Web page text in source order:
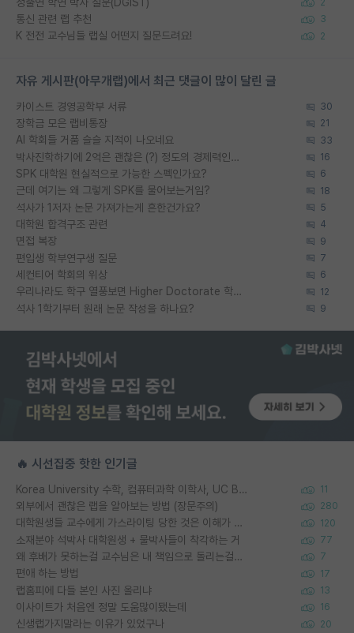
2
통신 관련 랩 추천 3
K 전전 교수님들 랩실 어떤지 질문드려요! 2
자유 게시판(아무개랩)에서 최근 댓글이 많이 달린 글
카이스트 경영공학부 서류 30
장학금 모은 랩비통장 21
AI 학회들 거품 슬슬 지적이 나오네요 33
박사진학하기에 2억은 괜찮은 (?) 정도의 경제력인가요 16
SPK 대학원 현실적으로 가능한 스펙인가요? 6
근데 여기는 왜 그렇게 SPK를 물어보는거임? 18
석사가 1저자 논문 가져가는게 흔한건가요? 5
대학원 합격구조 관련 4
면접 복장 9
편입생 학부연구생 질문 7
세컨티어 학회의 위상 6
우리나라도 학구 열풍보면 Higher Doctorate 학위가 필요하다고 봅니다. 12
석사 1학기부터 원래 논문 작성을 하나요? 9
🔥 시선집중 핫한 인기글
Korea University 수학, 컴퓨터과학 이학사, UC Berkeley 산업공학 대학원 공학박사가 되는 것은 쉽지 않겠죠? 11
외부에서 괜찮은 랩을 알아보는 방법 (장문주의) 280
대학원생들 교수에게 가스라이팅 당한 것은 이해가 갑니다. 안타깝네요. 120
소재분야 석박사 대학원생 + 물박사들이 착각하는 거 77
왜 후배가 못하는걸 교수님은 내 책임으로 돌리는걸까요? 7
편애 하는 방법 17
랩홈피에 다들 본인 사진 올리냐 13
이사이트가 처음엔 정말 도움많이됐는데 16
신생랩가지말라는 이유가 있었구나 20